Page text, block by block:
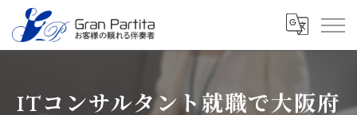
ITコンサルタント就職で大阪府